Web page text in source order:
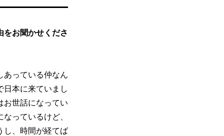
をお聞かせくださ
あっている仲なん
日本に来ていまし
お世話になってい
っているけど、
し、時間が経てば